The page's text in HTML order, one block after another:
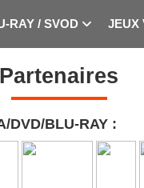
RAY / SVOD JEUX
Partenaires
DVD/BLU-RAY :